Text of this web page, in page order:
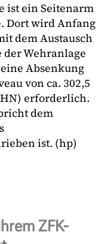
ist ein Seitenarm
Dort wird Anfang
dem Austausch
der Wehranlage
Absenkung
von ca. 302,5
erforderlich.
dem
ist. (hp)
ZFK-